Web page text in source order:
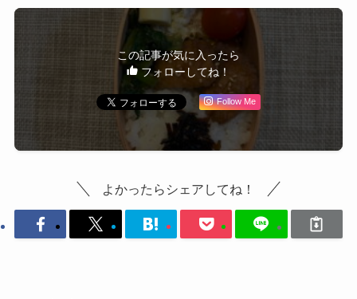
この記事が気に入ったら
フォローしてね！
Follow Me
よかったらシェアしてね！